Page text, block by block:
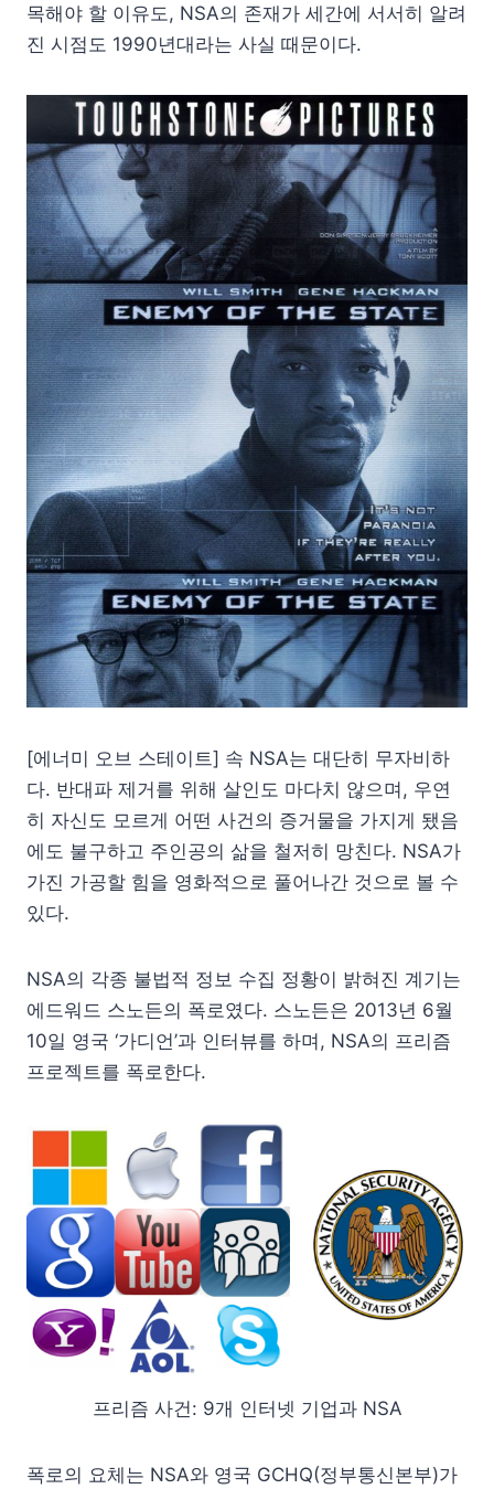
목해야 할 이유도, NSA의 존재가 세간에 서서히 알려
진 시점도 1990년대라는 사실 때문이다.
[에너미 오브 스테이트] 속 NSA는 대단히 무자비하
다. 반대파 제거를 위해 살인도 마다치 않으며, 우연
히 자신도 모르게 어떤 사건의 증거물을 가지게 됐음
에도 불구하고 주인공의 삶을 철저히 망친다. NSA가
가진 가공할 힘을 영화적으로 풀어나간 것으로 볼 수
있다.
NSA의 각종 불법적 정보 수집 정황이 밝혀진 계기는
에드워드 스노든의 폭로였다. 스노든은 2013년 6월
10일 영국 ‘가디언’과 인터뷰를 하며, NSA의 프리즘
프로젝트를 폭로한다.
프리즘 사건: 9개 인터넷 기업과 NSA
폭로의 요체는 NSA와 영국 GCHQ(정부통신본부)가